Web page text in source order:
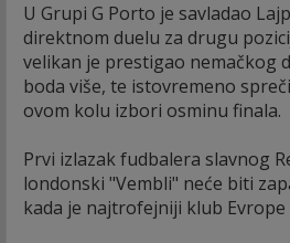
U Grupi G Porto je savladao
direktnom duelu za drugu
velikan je prestigao nemačkog
boda više, te istovremeno
ovom kolu izbori osminu finala.
Prvi izlazak fudbalera slavnog
londonski "Vembli" neće biti
kada je najtrofejniji klub